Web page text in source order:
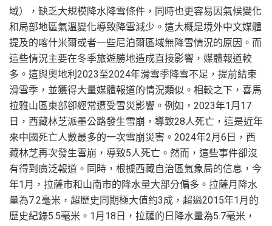
域），缺乏大規模降水降雪條件，同時也更容易因氣候變化
和局部地區氣溫變化導致降雪減少。這大概是境外中文媒體
提及的喀什米爾或者一些尼泊爾區域無降雪情況的原因。而
這些情況主要在冬季旅遊勝地造成直接影響，媒體報道較
多。這與奧地利2023至2024年滑雪季降雪不足，提前結束
滑雪季，並獲得大量媒體報道的情況類似。相較之下，喜馬
拉雅山區東部卻經常遭受雪災影響。例如，2023年1月17
日，西藏林芝派墨公路發生雪崩，導致28人死亡，這是近年
來中國死亡人數最多的一次雪崩災害。2024年2月6日，西
藏林芝再次發生雪崩，導致5人死亡。然而，這些事件卻沒
有得到廣泛報道。同時，根據西藏自治區氣象局的信息，今
年1月，拉薩市和山南市的降水量大部分偏多。拉薩月降水
量為7.2毫米，超歷史同期極大值約3成，超過2015年1月的
歷史紀錄5.5毫米。1月18日，拉薩的日降水量為5.7毫米，